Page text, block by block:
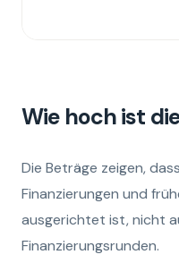
Wie hoch ist
Die Beträge zeigen,
Finanzierungen und
ausgerichtet ist, nicht
Finanzierungsrunden.